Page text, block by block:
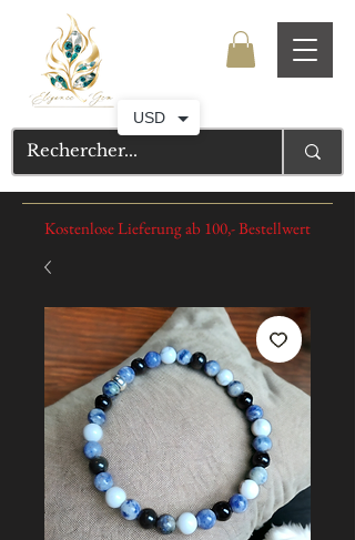
Kostenlose Lieferung ab 100,- Bestellwert
USD